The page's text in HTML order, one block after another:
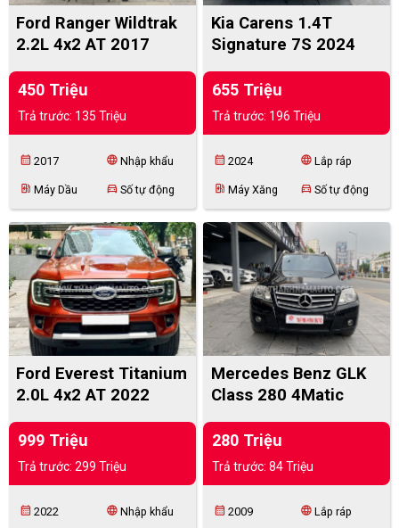
Ford Ranger Wildtrak
2.2L 4x2 AT 2017
450 Triệu
Trả trước: 135 Triệu
calendar_month 2017 language Nhập khẩu
ev_station Máy Dầu directions_car Số tự động
Kia Carens 1.4T
Signature 7S 2024
655 Triệu
Trả trước: 196 Triệu
calendar_month 2024 language Lắp ráp
ev_station Máy Xăng directions_car Số tự động
Ford Everest Titanium
2.0L 4x2 AT 2022
999 Triệu
Trả trước: 299 Triệu
calendar_month 2022 language Nhập khẩu
Mercedes Benz GLK
Class 280 4Matic
280 Triệu
Trả trước: 84 Triệu
calendar_month 2009 language Lắp ráp